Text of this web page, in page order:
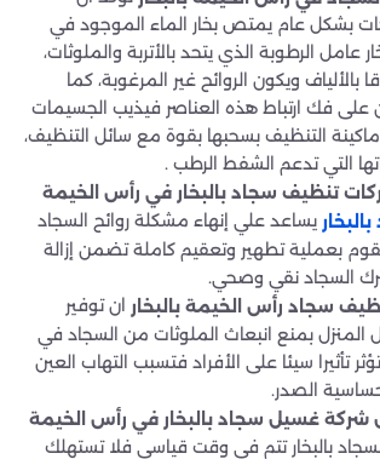
بشكل عام يمتص بخار الماء الموجود في
عامل الرطوبة الذي يتحد بالأتربة والملوثات،
بالألياف ويكون الروائح غير المرغوبة، كما
على فك ارتباط هذه العناصر فيذيب الجسيمات
ماكينة التنظيف بسحبها بقوة مع سائل التنظيف،
التي تدعم الشفط الرطب .
تنظيف سجاد بالبخار في رأس الخيمة
يساعد علي إنهاء مشكلة روائح السجاد
يقوم بعملية تطهير وتعقيم كاملة تضمن إزالة
السجاد نقي وصحي.
سجاد رأس الخيمة بالبخار ان توفير
المنزل بمنع انبعاث الملوثات من السجاد في
تأثيرا سيئا على الأفراد فتسبب التهاب العين
الصدر.
شركة غسيل سجاد بالبخار في رأس الخيمة
بالبخار تتم في وقت قياسي فلا تستهلك